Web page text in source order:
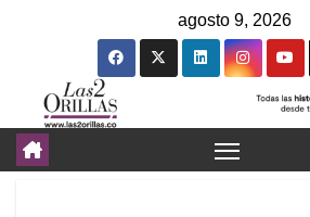
agosto 9, 2026